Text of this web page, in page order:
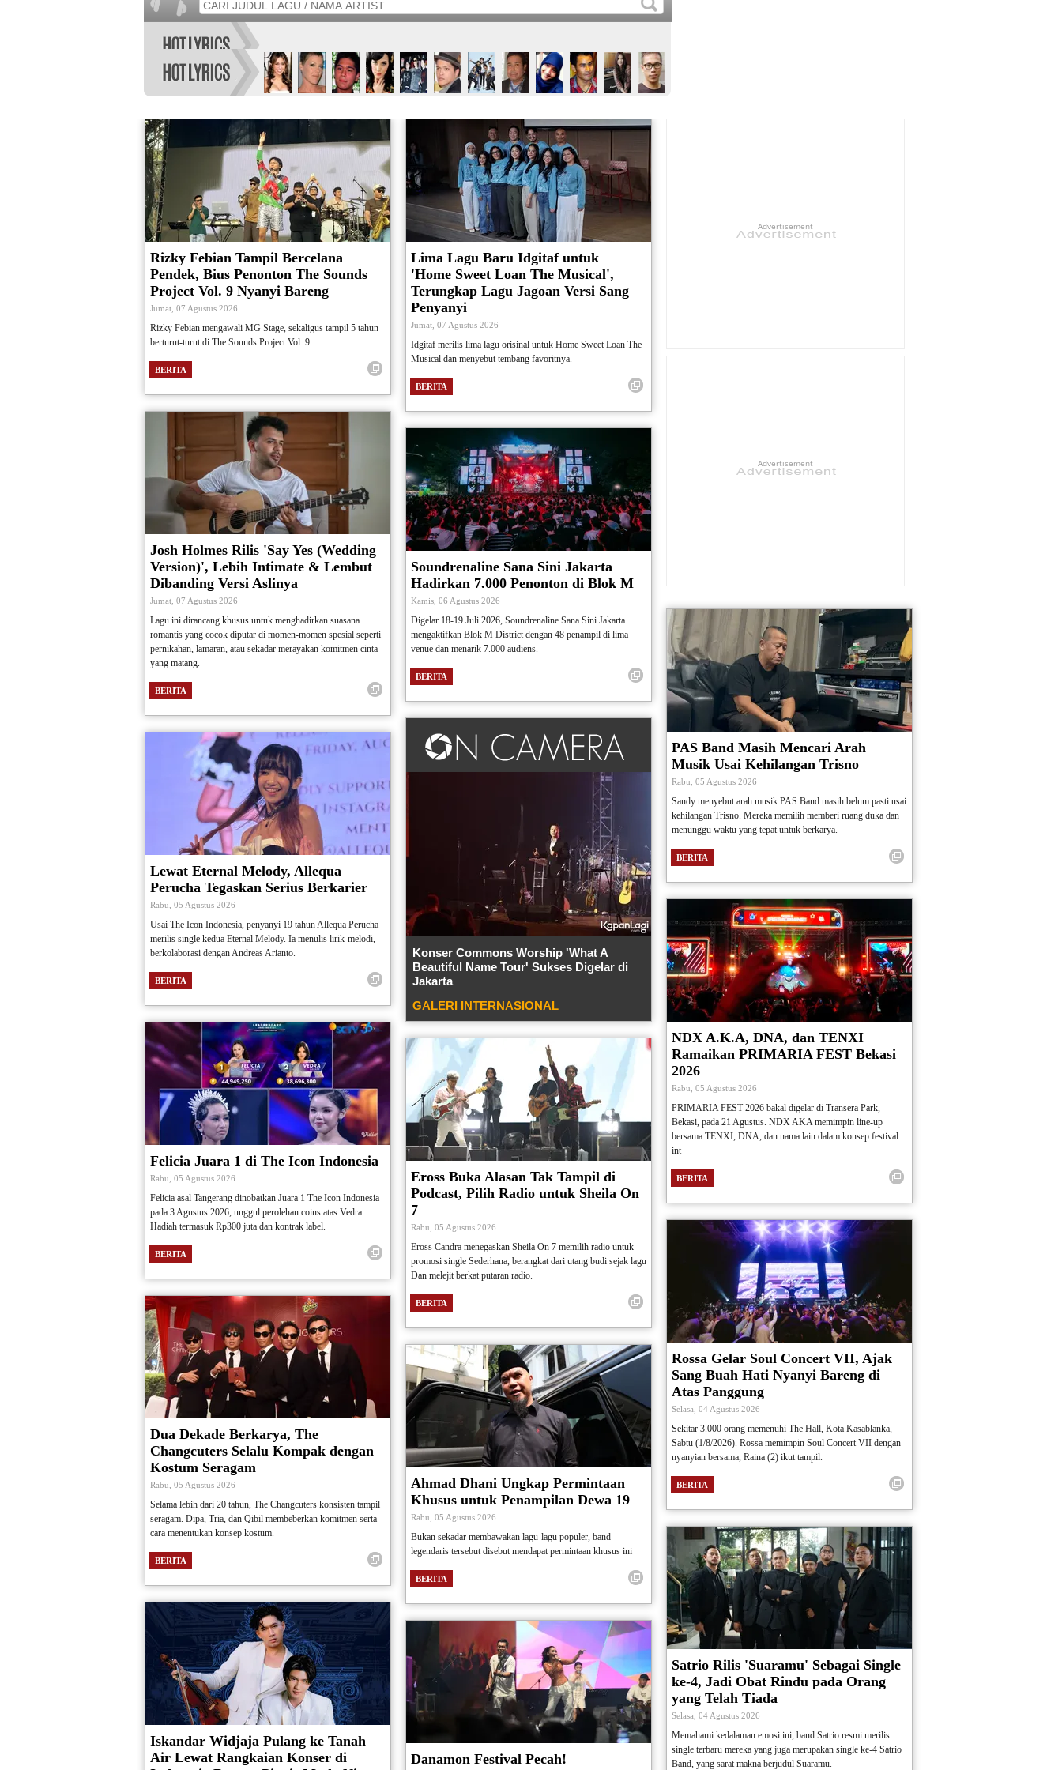
Rizky Febian Tampil Bercelana
Pendek, Bius Penonton The Sounds
Project Vol. 9 Nyanyi Bareng
Jumat, 07 Agustus 2026
Rizky Febian mengawali MG Stage, sekaligus tampil 5 tahun
berturut-turut di The Sounds Project Vol. 9.
BERITA
Lima Lagu Baru Idgitaf untuk
'Home Sweet Loan The Musical',
Terungkap Lagu Jagoan Versi Sang
Penyanyi
Jumat, 07 Agustus 2026
Idgitaf merilis lima lagu orisinal untuk Home Sweet Loan The
Musical dan menyebut tembang favoritnya.
BERITA
Advertisement
Advertisement
Josh Holmes Rilis 'Say Yes (Wedding
Version)', Lebih Intimate & Lembut
Dibanding Versi Aslinya
Jumat, 07 Agustus 2026
Lagu ini dirancang khusus untuk menghadirkan suasana
romantis yang cocok diputar di momen-momen spesial seperti
pernikahan, lamaran, atau sekadar merayakan komitmen cinta
yang matang.
BERITA
Soundrenaline Sana Sini Jakarta
Hadirkan 7.000 Penonton di Blok M
Kamis, 06 Agustus 2026
Digelar 18-19 Juli 2026, Soundrenaline Sana Sini Jakarta
mengaktifkan Blok M District dengan 48 penampil di lima
venue dan menarik 7.000 audiens.
BERITA
Konser Commons Worship 'What A
Beautiful Name Tour' Sukses Digelar di
Jakarta
GALERI INTERNASIONAL
Lewat Eternal Melody, Allequa
Perucha Tegaskan Serius Berkarier
Rabu, 05 Agustus 2026
Usai The Icon Indonesia, penyanyi 19 tahun Allequa Perucha
merilis single kedua Eternal Melody. Ia menulis lirik-melodi,
berkolaborasi dengan Andreas Arianto.
BERITA
PAS Band Masih Mencari Arah
Musik Usai Kehilangan Trisno
Rabu, 05 Agustus 2026
Sandy menyebut arah musik PAS Band masih belum pasti usai
kehilangan Trisno. Mereka memilih memberi ruang duka dan
menunggu waktu yang tepat untuk berkarya.
BERITA
Eross Buka Alasan Tak Tampil di
Podcast, Pilih Radio untuk Sheila On
7
Rabu, 05 Agustus 2026
Eross Candra menegaskan Sheila On 7 memilih radio untuk
promosi single Sederhana, berangkat dari utang budi sejak lagu
Dan melejit berkat putaran radio.
BERITA
Felicia Juara 1 di The Icon Indonesia
Rabu, 05 Agustus 2026
Felicia asal Tangerang dinobatkan Juara 1 The Icon Indonesia
pada 3 Agustus 2026, unggul perolehan coins atas Vedra.
Hadiah termasuk Rp300 juta dan kontrak label.
BERITA
NDX A.K.A, DNA, dan TENXI
Ramaikan PRIMARIA FEST Bekasi
2026
Rabu, 05 Agustus 2026
PRIMARIA FEST 2026 bakal digelar di Transera Park,
Bekasi, pada 21 Agustus. NDX AKA memimpin line-up
bersama TENXI, DNA, dan nama lain dalam konsep festival
int
BERITA
Dua Dekade Berkarya, The
Changcuters Selalu Kompak dengan
Kostum Seragam
Rabu, 05 Agustus 2026
Selama lebih dari 20 tahun, The Changcuters konsisten tampil
seragam. Dipa, Tria, dan Qibil membeberkan komitmen serta
cara menentukan konsep kostum.
BERITA
Ahmad Dhani Ungkap Permintaan
Khusus untuk Penampilan Dewa 19
Rabu, 05 Agustus 2026
Bukan sekadar membawakan lagu-lagu populer, band
legendaris tersebut disebut mendapat permintaan khusus ini
BERITA
Rossa Gelar Soul Concert VII, Ajak
Sang Buah Hati Nyanyi Bareng di
Atas Panggung
Selasa, 04 Agustus 2026
Sekitar 3.000 orang memenuhi The Hall, Kota Kasablanka,
Sabtu (1/8/2026). Rossa memimpin Soul Concert VII dengan
nyanyian bersama, Raina (2) ikut tampil.
BERITA
Danamon Festival Pecah!
Iskandar Widjaja Pulang ke Tanah
Air Lewat Rangkaian Konser di
Satrio Rilis 'Suaramu' Sebagai Single
ke-4, Jadi Obat Rindu pada Orang
yang Telah Tiada
Selasa, 04 Agustus 2026
Memahami kedalaman emosi ini, band Satrio resmi merilis
single terbaru mereka yang juga merupakan single ke-4 Satrio
Band, yang sarat makna berjudul Suaramu.